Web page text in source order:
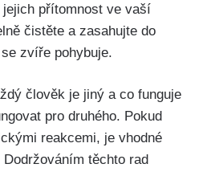
přítomnost ve vaší
‍čistěte a zasahujte do
zvíře pohybuje.
člověk je jiný a co funguje
pro⁢ druhého. Pokud
reakcemi, je vhodné
těchto rad